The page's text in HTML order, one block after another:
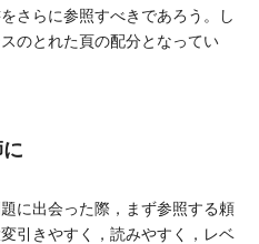
さらに参照すべきであろう。し
のとれた頁の配分となってい
に出会った際，まず参照する頼
引きやすく，読みやすく，レベ